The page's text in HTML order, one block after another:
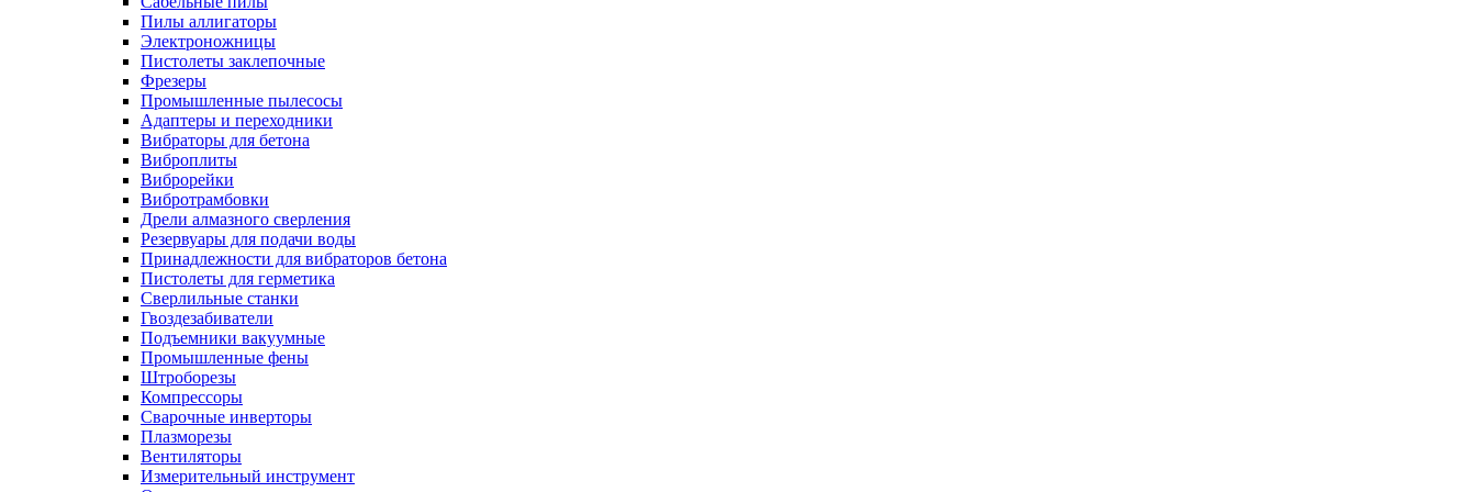
Пилы аллигаторы
Электроножницы
Пистолеты заклепочные
Фрезеры
Промышленные пылесосы
Адаптеры и переходники
Вибраторы для бетона
Виброплиты
Виброрейки
Вибротрамбовки
Дрели алмазного сверления
Резервуары для подачи воды
Принадлежности для вибраторов бетона
Пистолеты для герметика
Сверлильные станки
Гвоздезабиватели
Подъемники вакуумные
Промышленные фены
Штроборезы
Компрессоры
Сварочные инверторы
Плазморезы
Вентиляторы
Измерительный инструмент